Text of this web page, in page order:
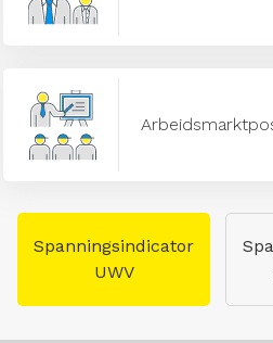
Spanningsindicator
UWV